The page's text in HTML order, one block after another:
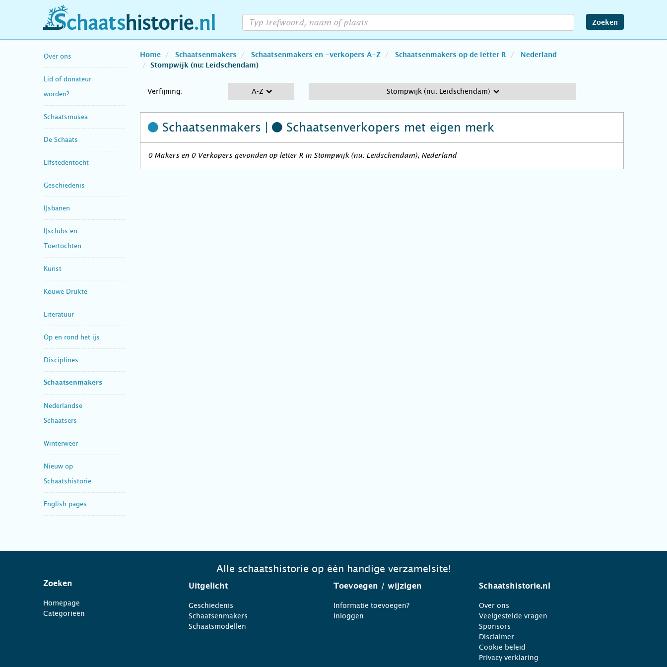
schaatshistorie.nl Zoeken
Over ons
Lid of donateur
worden?
Schaatsmusea
De Schaats
Elfstedentocht
Geschiedenis
IJsbanen
IJsclubs en
Toertochten
Kunst
Kouwe Drukte
Literatuur
Op en rond het ijs
Disciplines
Schaatsenmakers
Nederlandse
Schaatsers
Winterweer
Nieuw op
Schaatshistorie
English pages
Home Schaatsenmakers Schaatsenmakers en -verkopers A-Z Schaatsenmakers op de letter R
Nederland
Stompwijk (nu: Leidschendam)
Verfijning: A-Z Stompwijk (nu: Leidschendam)
Schaatsenmakers | Schaatsenverkopers met eigen merk
0 Makers en 0 Verkopers gevonden op letter R in Stompwijk (nu: Leidschendam), Nederland
Alle schaatshistorie op één handige verzamelsite!
Zoeken
Homepage
Categorieën
Uitgelicht
Geschiedenis
Schaatsenmakers
Schaatsmodellen
Toevoegen / wijzigen
Informatie toevoegen?
Inloggen
Schaatshistorie.nl
Over ons
Veelgestelde vragen
Sponsors
Disclaimer
Cookie beleid
Privacy verklaring